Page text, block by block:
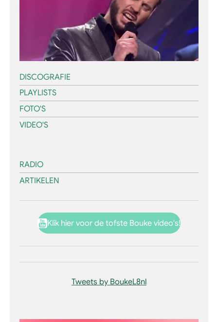
DISCOGRAFIE
PLAYLISTS
FOTO'S
VIDEO'S
RADIO
ARTIKELEN
Klik hier voor de tofste Bouke video's!
Tweets by BoukeL8nl